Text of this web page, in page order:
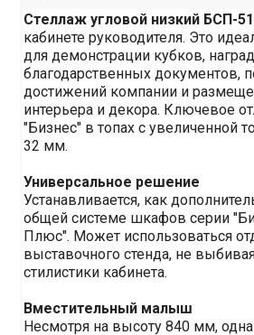
Стеллаж угловой низкий БСП-
кабинете руководителя. Это
для демонстрации кубков,
благодарственных документов,
достижений компании и
интерьера и декора. Ключевое
"Бизнес" в топах с увеличенной
32 мм.
Универсальное решение
Устанавливается, как
общей системе шкафов серии
Плюс". Может использоваться
выставочного стенда, не
стилистики кабинета.
Вместительный малыш
Несмотря на высоту 840 мм,